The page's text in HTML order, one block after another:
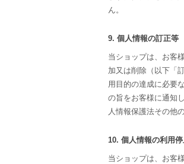
ん。
9. 個人情報の訂正等
当ショップは、お客
加又は削除（以下「
用目的の達成に必要
の旨をお客様に通知
人情報保護法その他
10. 個人情報の利用
当ショップは、お客